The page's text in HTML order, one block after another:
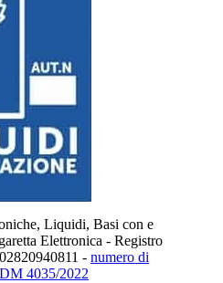
Liquidi, Basi con e
Elettronica - Registro
- numero di
4035/2022